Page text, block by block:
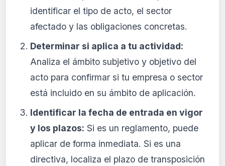
identificar el tipo de acto, el sector
afectado y las obligaciones concretas.
Determinar si aplica a tu actividad:
Analiza el ámbito subjetivo y objetivo del
acto para confirmar si tu empresa o sector
está incluido en su ámbito de aplicación.
Identificar la fecha de entrada en vigor
y los plazos: Si es un reglamento, puede
aplicar de forma inmediata. Si es una
directiva, localiza el plazo de transposición